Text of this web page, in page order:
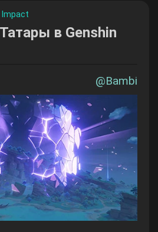
Impact
в Genshin
@Bambi